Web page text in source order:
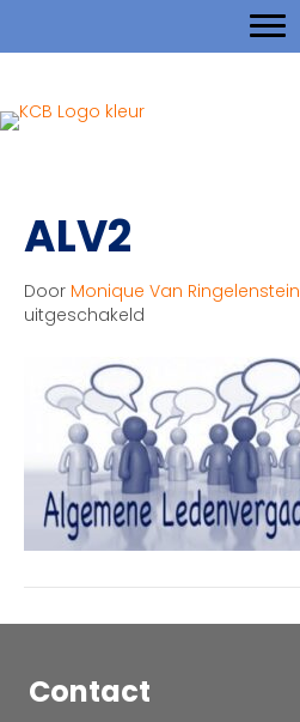
ALV2
Door Monique Van Ringelenstein
uitgeschakeld
Contact